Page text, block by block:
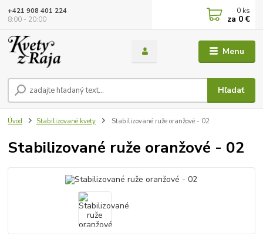
Menu
Hľadať
+421 908 401 224
8:00 - 20:00
0 ks
za 0 €
Úvod Stabilizované kvety Stabilizované ruže oranžové - 02
Stabilizované ruže oranžové - 02